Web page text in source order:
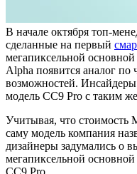
В начале октября топ-
сделанные на первый
мегапиксельной
Alpha появится аналог по
возможностей.
модель CC9 Pro с таким
Учитывая, что стоимость
саму модель компания
дизайнеры задумались о
мегапиксельной
CC9 Pro.